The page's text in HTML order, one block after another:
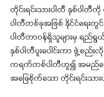
တိုင်းရင်းသားပါတီ နှစ်ပါတီ
ပါတီတစ်ခုအဖြစ် နိုင်ငံရေး
ပါတီတာဝန်ရှိသူများမှ ရည်
နှစ်ပါတီပူးပေါင်းကာ ဖွဲ့စ
ကရက်တစ်ပါတီဟူ၍ အမည်ပေ
အခြေစိုက်သော တိုင်းရင်းသာ